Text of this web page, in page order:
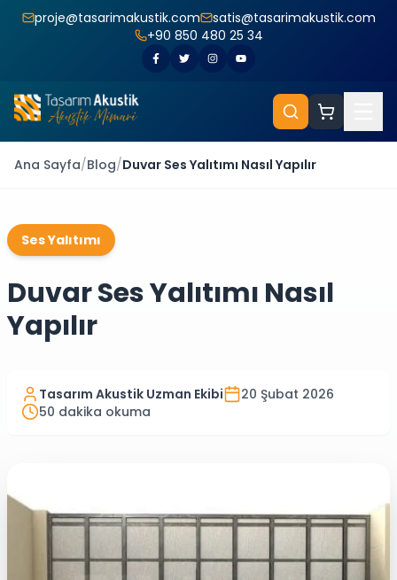
proje@tasarimakustik.com
satis@tasarimakustik.com
+90 850 480 25 34
Ana Sayfa/Blog/Duvar Ses Yalıtımı Nasıl Yapılır
Ses Yalıtımı
Duvar Ses Yalıtımı Nasıl
Yapılır
Tasarım Akustik Uzman Ekibi
20 Şubat 2026
50 dakika okuma